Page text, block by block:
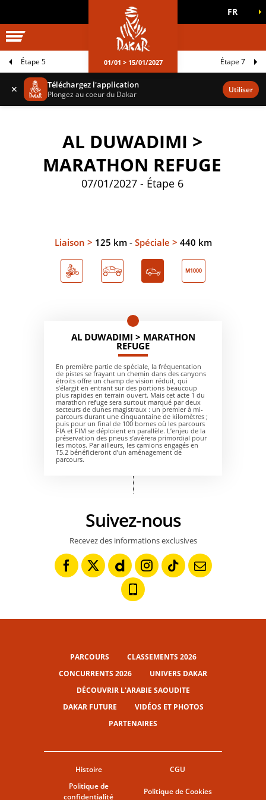
DAKAR
OFFICIELS FR
01/01 > 15/01/2027
Étape 5 Étape 7
✕ Téléchargez l'application
Plongez au coeur du Dakar Utiliser
AL DUWADIMI >
MARATHON REFUGE
07/01/2027 - Étape 6
Liaison > 125 km- Spéciale > 440 km
M1000
AL DUWADIMI > MARATHON
REFUGE
En première partie de spéciale, la fréquentation
de pistes se frayant un chemin dans des canyons
étroits offre un champ de vision réduit, qui
s’élargit en entrant sur des portions beaucoup
plus rapides en terrain ouvert. Mais cet acte 1 du
marathon refuge sera surtout marqué par deux
secteurs de dunes magistraux : un premier à mi-
parcours durant une cinquantaine de kilomètres ;
puis pour un final de 100 bornes où les parcours
FIA et FIM se déploient en parallèle. L’enjeu de la
préservation des pneus s’avèrera primordial pour
les motos. Par ailleurs, les camions engagés en
T5.2 bénéficieront d’un aménagement de
parcours.
Suivez-nous
Recevez des informations exclusives
PARCOURS
CLASSEMENTS 2026
CONCURRENTS 2026
UNIVERS DAKAR
DÉCOUVRIR L'ARABIE SAOUDITE
DAKAR FUTURE
VIDÉOS ET PHOTOS
PARTENAIRES
Histoire
CGU
Politique de
confidentialité
Politique de Cookies